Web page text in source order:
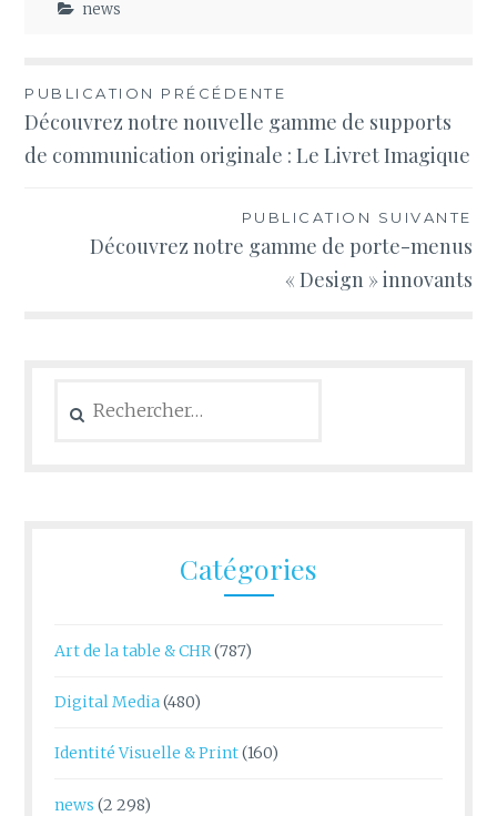
news
Navigation
de
PUBLICATION PRÉCÉDENTE
Découvrez notre nouvelle gamme de supports
de communication originale : Le Livret Imagique
PUBLICATION SUIVANTE
Découvrez notre gamme de porte-menus
« Design » innovants
Catégories
Art de la table & CHR (787)
Digital Media(480)
Identité Visuelle & Print(160)
news (2 298)